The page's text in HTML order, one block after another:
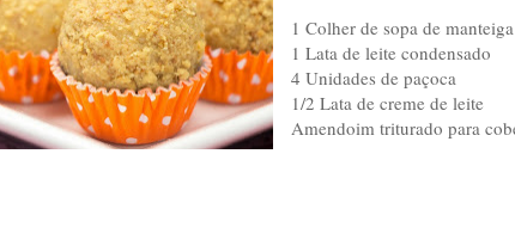
1 Colher de sopa de manteiga
1 Lata de leite condensado
4 Unidades de paçoca
1/2 Lata de creme de leite
Amendoim triturado para